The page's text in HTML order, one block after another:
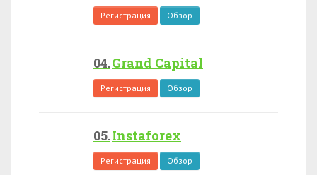
Регистрация Обзор
Grand Capital
Регистрация Обзор
Instaforex
Регистрация Обзор